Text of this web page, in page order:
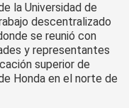
la Universidad de
descentralizado
se reunió con
y representantes
superior de
Honda en el norte de